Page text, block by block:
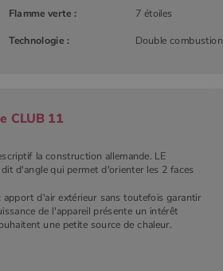
Flamme verte : 7 étoiles
Technologie : Double combustion
CLUB 11
la construction allemande. LE
d'angle qui permet d'orienter les 2 faces
d'air extérieur sans toutefois garantir
de l'appareil présente un intérêt
une petite source de chaleur.